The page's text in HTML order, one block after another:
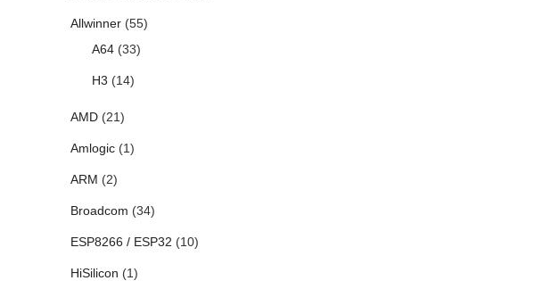
Allwinner(55)
A64(33)
H3 (14)
AMD(21)
Amlogic(1)
ARM (2)
Broadcom (34)
ESP8266 / ESP32 (10)
HiSilicon (1)